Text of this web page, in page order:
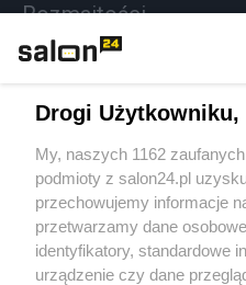
Rozmaitości
Sport
Społeczeństwo
Kultura
Drogi Użytkowniku,
My, naszych 1162
podmioty z salon24.pl
przechowujemy informacje
przetwarzamy dane
identyfikatory, standardowe
urządzenie czy dane